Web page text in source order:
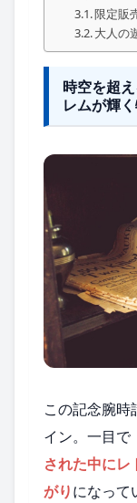
限定販
大人の
時空を超
レムが輝
この記念腕
イン。一目で
された中に
がりになって